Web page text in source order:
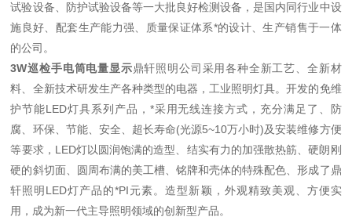
试验设备、防护试验设备等一大批良好检测设备，是国内同行业中设
施良好、配套生产能力强、质量保证体系*的设计、生产销售于一体
的公司。
3W巡检手电筒电量显示鼎轩照明公司采用各种全新工艺、全新材
料、全新技术研发生产各种类型的电器，工业照明灯具。开发的免维
护节能LED灯具系列产品，*采用无线连接方式，充分满足了、防
腐、环保、节能、安全、超长寿命(光源5~10万小时)及安装维修方便
等要求，LED灯以圆润饱满的造型、结实有力的加强散热筋、硬朗刚
硬的斜切面、圆周布满的美工槽、铭牌和壳体的特殊配色、形成了鼎
轩照明LED灯产品的*PI元素。造型新颖，外观精致美观、方便实
用，成为新一代主导照明领域的创新型产品。